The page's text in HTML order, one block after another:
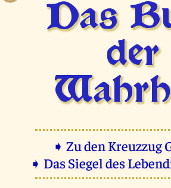
Das
der
➧ Zu den Kreuzzug
➧ Das Siegel des